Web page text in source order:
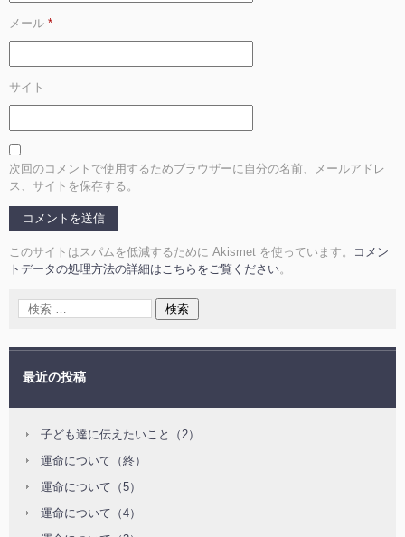
メール *
サイト
次回のコメントで使用するためブラウザーに自分の名前、メールアドレ
ス、サイトを保存する。
このサイトはスパムを低減するために Akismet を使っています。
コメン
トデータの処理方法の詳細はこちらをご覧ください。
最近の投稿
子ども達に伝えたいこと（2）
運命について（終）
運命について（5）
運命について（4）